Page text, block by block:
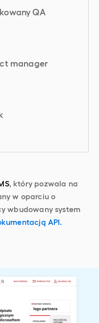
QA
manager
, który pozwala na
w oparciu o
wbudowany system
API.